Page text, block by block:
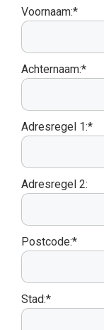
Voornaam:*
Achternaam:*
Adresregel 1:*
Adresregel 2:
Postcode:*
Stad:*